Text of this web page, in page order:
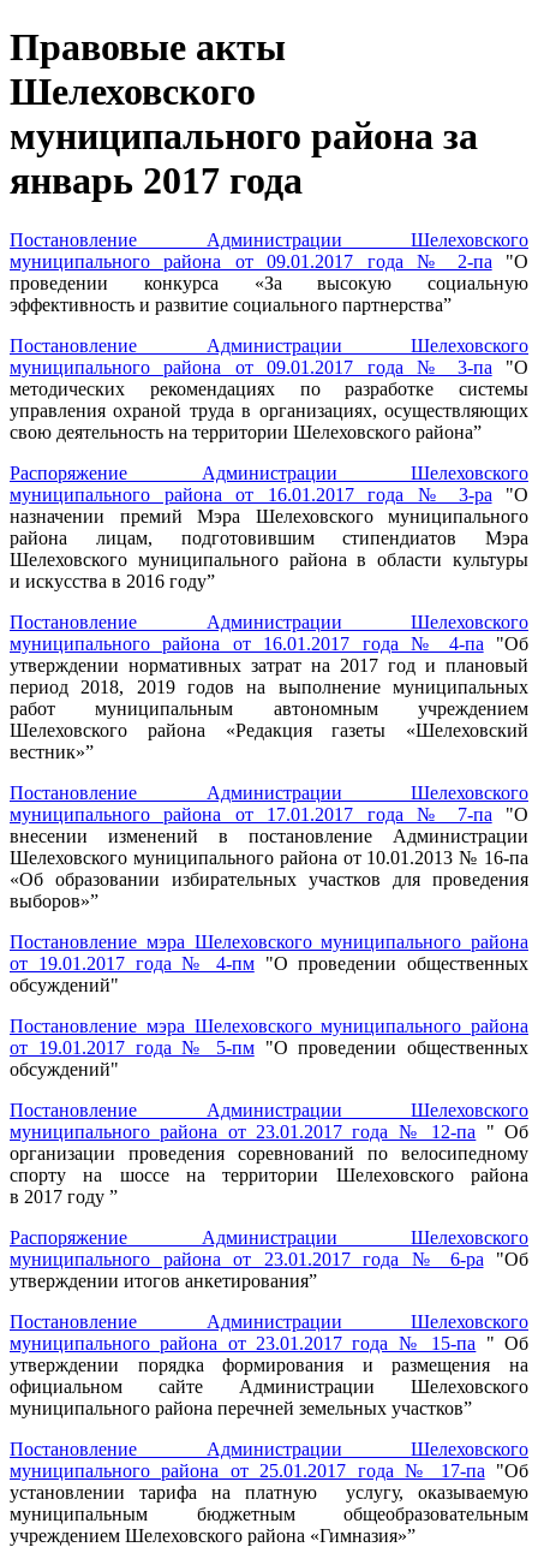
Правовые акты
Шелеховского
муниципального района за
январь 2017 года
Постановление Администрации Шелеховского
муниципального района от 09.01.2017 года № 2-па "О
проведении конкурса «За высокую социальную
эффективность и развитие социального партнерства”
Постановление Администрации Шелеховского
муниципального района от 09.01.2017 года № 3-па "О
методических рекомендациях по разработке системы
управления охраной труда в организациях, осуществляющих
свою деятельность на территории Шелеховского района”
Распоряжение Администрации Шелеховского
муниципального района от 16.01.2017 года № 3-ра "О
назначении премий Мэра Шелеховского муниципального
района лицам, подготовившим стипендиатов Мэра
Шелеховского муниципального района в области культуры
и искусства в 2016 году”
Постановление Администрации Шелеховского
муниципального района от 16.01.2017 года № 4-па "Об
утверждении нормативных затрат на 2017 год и плановый
период 2018, 2019 годов на выполнение муниципальных
работ муниципальным автономным учреждением
Шелеховского района «Редакция газеты «Шелеховский
вестник»”
Постановление Администрации Шелеховского
муниципального района от 17.01.2017 года № 7-па "О
внесении изменений в постановление Администрации
Шелеховского муниципального района от 10.01.2013 № 16-па
«Об образовании избирательных участков для проведения
выборов»”
Постановление мэра Шелеховского муниципального района
от 19.01.2017 года № 4-пм"О проведении общественных
обсуждений"
Постановление мэра Шелеховского муниципального района
от 19.01.2017 года № 5-пм"О проведении общественных
обсуждений"
Постановление Администрации Шелеховского
муниципального района от 23.01.2017 года № 12-па " Об
организации проведения соревнований по велосипедному
спорту на шоссе на территории Шелеховского района
в 2017 году ”
Распоряжение Администрации Шелеховского
муниципального района от 23.01.2017 года № 6-ра "Об
утверждении итогов анкетирования”
Постановление Администрации Шелеховского
муниципального района от 23.01.2017 года № 15-па " Об
утверждении порядка формирования и размещения на
официальном сайте Администрации Шелеховского
муниципального района перечней земельных участков”
Постановление Администрации Шелеховского
муниципального района от 25.01.2017 года № 17-па "Об
установлении тарифа на платную услугу, оказываемую
муниципальным бюджетным общеобразовательным
учреждением Шелеховского района «Гимназия»”